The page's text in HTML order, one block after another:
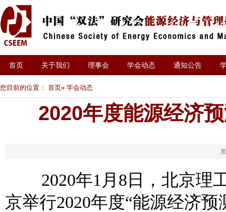
首页 关于我们 理事会 学会动态 通知公告
您目前的位置： 首页» 学会动态
2020年度能源经济
2020年1月8日，北京理
京举行2020年度“能源经济